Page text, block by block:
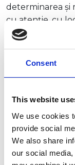
Consent
This website
We use cookies
provide social
We also share
our social
determinarea și
cu atenție, cu
detalii care fac
atât oamenii,
Are doi băieți,
celălalt”, cum
de fiecare
maidaneză
aceeași grație